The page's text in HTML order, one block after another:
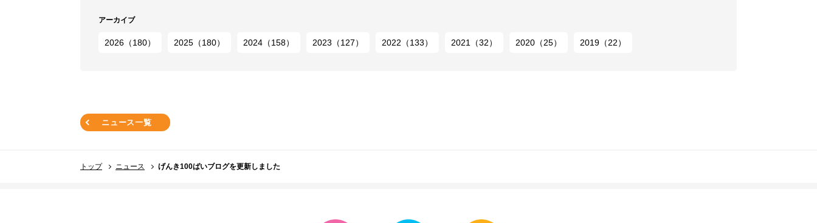
アーカイブ
2026（180） 2025（180） 2024（158） 2023（127） 2022（133） 2021（32） 2020（25） 2019（22）
ニュース一覧
トップ ニュース げんき100ばいブログを更新しました